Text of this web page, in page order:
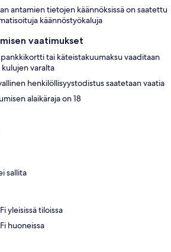
antamien tietojen käännöksissä on saatettu
käännöstyökaluja
vaatimukset
tai käteistakuumaksu vaaditaan
varalta
henkilöllisyystodistus saatetaan vaatia
alaikäraja on 18
sallita
yleisissä tiloissa
huoneissa